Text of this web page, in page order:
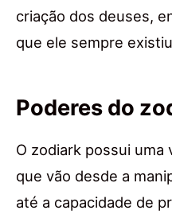
criação dos deuses,
que ele sempre
Poderes do
O zodiark possui uma
que vão desde a
até a capacidade de